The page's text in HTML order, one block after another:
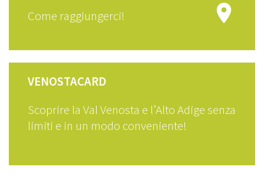
Come raggiungerci! 
VENOSTACARD
Scoprire la Val Venosta e l’Alto Adige senza
limiti e in un modo conveniente!